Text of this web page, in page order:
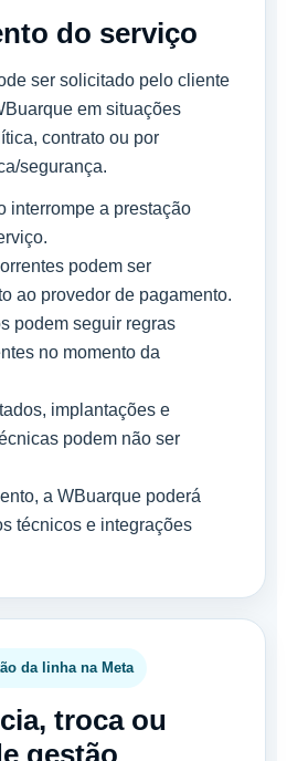
do serviço
ser solicitado pelo cliente
em situações
contrato ou por
segurança.
interrompe a prestação
podem ser
ao provedor de pagamento.
podem seguir regras
no momento da
implantações e
podem não ser
a WBuarque poderá
técnicos e integrações
da linha na Meta
troca ou
gestão